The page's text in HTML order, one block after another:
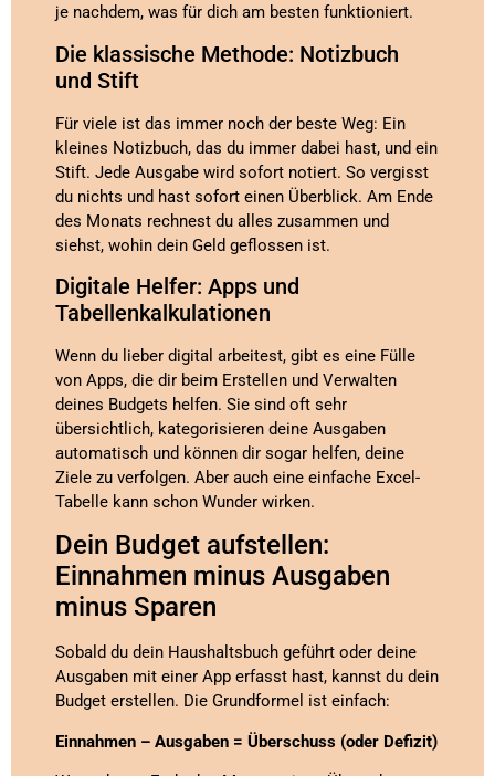
je nachdem, was für dich am besten funktioniert.
Die klassische Methode: Notizbuch
und Stift
Für viele ist das immer noch der beste Weg: Ein
kleines Notizbuch, das du immer dabei hast, und ein
Stift. Jede Ausgabe wird sofort notiert. So vergisst
du nichts und hast sofort einen Überblick. Am Ende
des Monats rechnest du alles zusammen und
siehst, wohin dein Geld geflossen ist.
Digitale Helfer: Apps und
Tabellenkalkulationen
Wenn du lieber digital arbeitest, gibt es eine Fülle
von Apps, die dir beim Erstellen und Verwalten
deines Budgets helfen. Sie sind oft sehr
übersichtlich, kategorisieren deine Ausgaben
automatisch und können dir sogar helfen, deine
Ziele zu verfolgen. Aber auch eine einfache Excel-
Tabelle kann schon Wunder wirken.
Dein Budget aufstellen:
Einnahmen minus Ausgaben
minus Sparen
Sobald du dein Haushaltsbuch geführt oder deine
Ausgaben mit einer App erfasst hast, kannst du dein
Budget erstellen. Die Grundformel ist einfach:
Einnahmen – Ausgaben = Überschuss (oder Defizit)